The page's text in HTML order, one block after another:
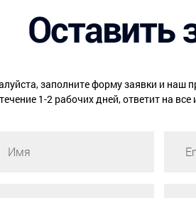
Оставить
заполните форму заявки и наш
1-2 рабочих дней, ответит на